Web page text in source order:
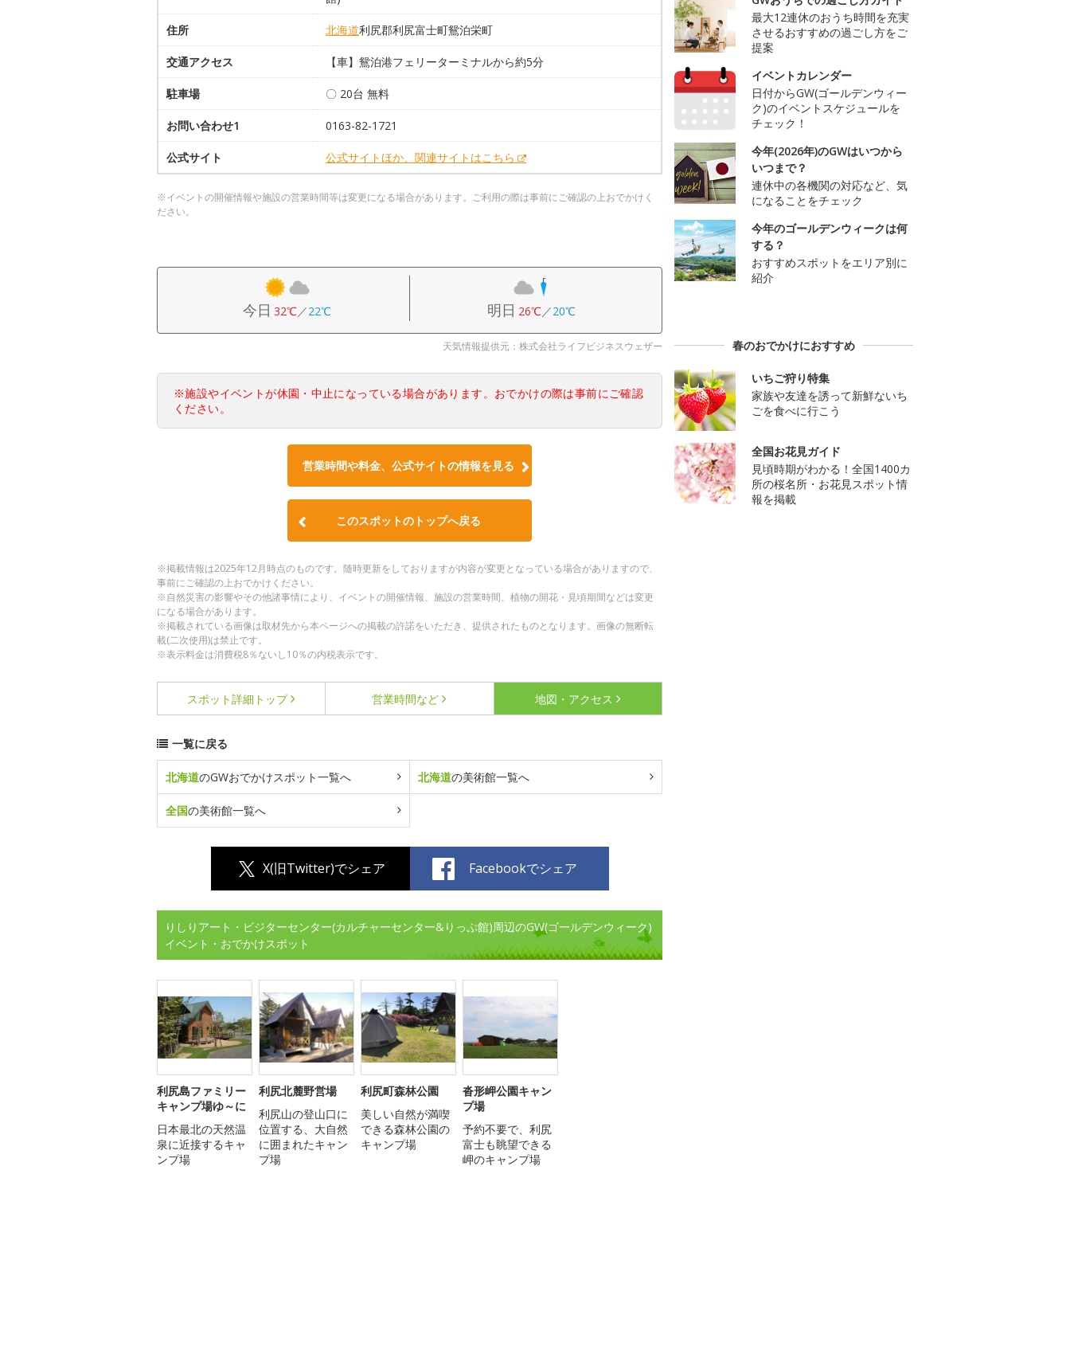
住所 北海道利尻郡利尻富士町鴛泊栄町
交通アクセス 【車】鴛泊港フェリーターミナルから約5分
駐車場 〇 20台 無料
お問い合わせ1 0163-82-1721
公式サイト 公式サイトほか、関連サイトはこちら
※イベントの開催情報や施設の営業時間等は変更になる場合があります。ご利用の際は事前にご確認の上おでかけく
ださい。
今日 32℃／22℃ 明日 26℃／20℃
天気情報提供元：株式会社ライフビジネスウェザー
※施設やイベントが休園・中止になっている場合があります。おでかけの際は事前にご確認
ください。
営業時間や料金、公式サイトの情報を見る
このスポットのトップへ戻る
※掲載情報は2025年12月時点のものです。随時更新をしておりますが内容が変更となっている場合がありますので、
事前にご確認の上おでかけください。
※自然災害の影響やその他諸事情により、イベントの開催情報、施設の営業時間、植物の開花・見頃期間などは変更
になる場合があります。
※掲載されている画像は取材先から本ページへの掲載の許諾をいただき、提供されたものとなります。画像の無断転
載(二次使用)は禁止です。
※表示料金は消費税8％ないし10％の内税表示です。
スポット詳細 トップ 営業時間など 地図・アクセス
一覧に戻る
北海道のGWおでかけスポット一覧へ 北海道の美術館一覧へ
全国の美術館一覧へ
X(旧Twitter)でシェア Facebookでシェア
りしりアート・ビジターセンター(カルチャーセンター&りっぷ館)周辺のGW(ゴールデンウィーク)
イベント・おでかけスポット
利尻島ファミリー
キャンプ場ゆ～に
日本最北の天然温
泉に近接するキャ
ンプ場
利尻北麓野営場
利尻山の登山口に
位置する、大自然
に囲まれたキャン
プ場
利尻町森林公園
美しい自然が満喫
できる森林公園の
キャンプ場
沓形岬公園キャン
プ場
予約不要で、利尻
富士も眺望できる
岬のキャンプ場
最大12連休のおうち時間を充実
させるおすすめの過ごし方をご
提案
イベントカレンダー
日付からGW(ゴールデンウィー
ク)のイベントスケジュールを
チェック！
今年(2026年)のGWはいつから
いつまで？
連休中の各機関の対応など、気
になることをチェック
今年のゴールデンウィークは何
する？
おすすめスポットをエリア別に
紹介
春のおでかけにおすすめ
いちご狩り特集
家族や友達を誘って新鮮ないち
ごを食べに行こう
全国お花見ガイド
見頃時期がわかる！全国1400カ
所の桜名所・お花見スポット情
報を掲載